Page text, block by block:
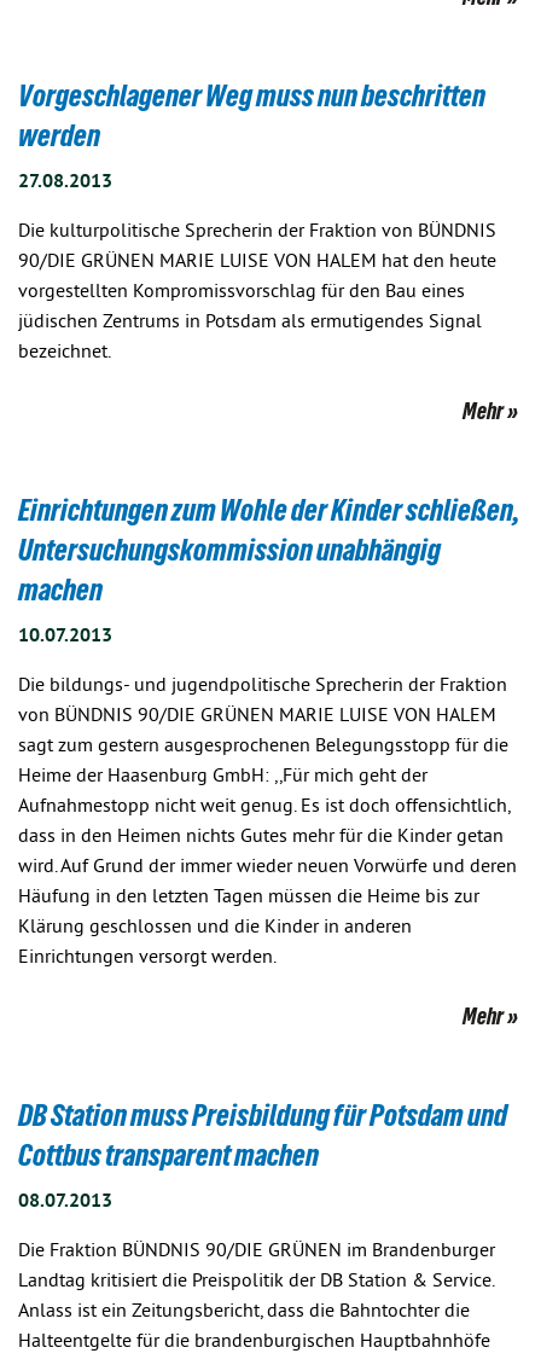
Vorgeschlagener Weg muss nun beschritten
werden
27.08.2013
Die kulturpolitische Sprecherin der Fraktion von BÜNDNIS
90/DIE GRÜNEN MARIE LUISE VON HALEM hat den heute
vorgestellten Kompromissvorschlag für den Bau eines
jüdischen Zentrums in Potsdam als ermutigendes Signal
bezeichnet.
Mehr
Einrichtungen zum Wohle der Kinder schließen,
Untersuchungskommission unabhängig
machen
10.07.2013
Die bildungs- und jugendpolitische Sprecherin der Fraktion
von BÜNDNIS 90/DIE GRÜNEN MARIE LUISE VON HALEM
sagt zum gestern ausgesprochenen Belegungsstopp für die
Heime der Haasenburg GmbH: ,,Für mich geht der
Aufnahmestopp nicht weit genug. Es ist doch offensichtlich,
dass in den Heimen nichts Gutes mehr für die Kinder getan
wird. Auf Grund der immer wieder neuen Vorwürfe und deren
Häufung in den letzten Tagen müssen die Heime bis zur
Klärung geschlossen und die Kinder in anderen
Einrichtungen versorgt werden.
Mehr
DB Station muss Preisbildung für Potsdam und
Cottbus transparent machen
08.07.2013
Die Fraktion BÜNDNIS 90/DIE GRÜNEN im Brandenburger
Landtag kritisiert die Preispolitik der DB Station & Service.
Anlass ist ein Zeitungsbericht, dass die Bahntochter die
Halteentgelte für die brandenburgischen Hauptbahnhöfe